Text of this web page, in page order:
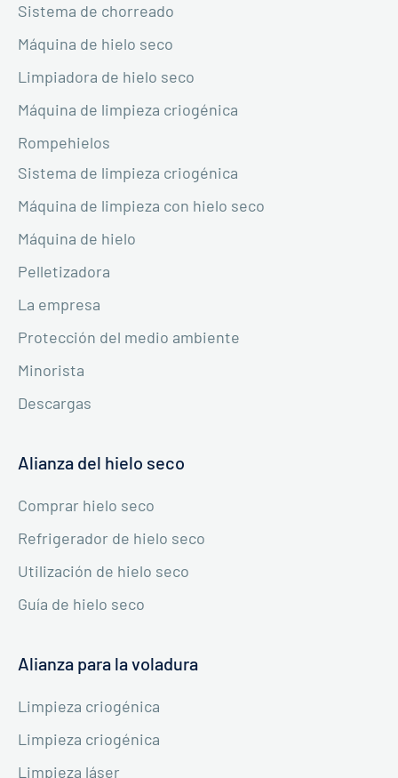
Sistema de chorreado
Máquina de hielo seco
Limpiadora de hielo seco
Máquina de limpieza criogénica
Rompehielos
Sistema de limpieza criogénica
Máquina de limpieza con hielo seco
Máquina de hielo
Pelletizadora
La empresa
Protección del medio ambiente
Minorista
Descargas
Alianza del hielo seco
Comprar hielo seco
Refrigerador de hielo seco
Utilización de hielo seco
Guía de hielo seco
Alianza para la voladura
Limpieza criogénica
Limpieza criogénica
Limpieza láser